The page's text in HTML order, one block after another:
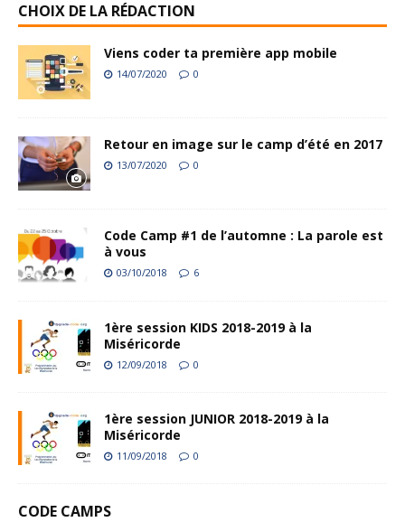
CHOIX DE LA RÉDACTION
Viens coder ta première app mobile
14/07/2020 0
Retour en image sur le camp d’été en 2017
13/07/2020 0
Code Camp #1 de l’automne : La parole est
à vous
03/10/2018 6
1ère session KIDS 2018-2019 à la
Miséricorde
12/09/2018 0
1ère session JUNIOR 2018-2019 à la
Miséricorde
11/09/2018 0
CODE CAMPS